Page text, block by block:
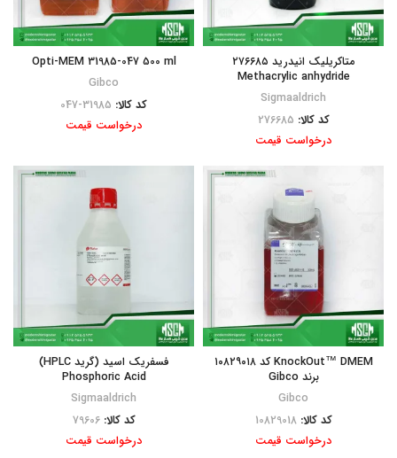
متاکریلیک انیدرید ۲۷۶۶۸۵
Methacrylic anhydride
Sigmaaldrich
کد کالا: 276685
درخواست قیمت
Opti-MEM 31985-047 500 ml
Gibco
کد کالا: 31985-047
درخواست قیمت
KnockOut™ DMEM کد ۱۰۸۲۹۰۱۸
برند Gibco
Gibco
کد کالا:10829018
درخواست قیمت
فسفریک اسید (گرید HPLC)
Phosphoric Acid
Sigmaaldrich
کد کالا:79606
درخواست قیمت